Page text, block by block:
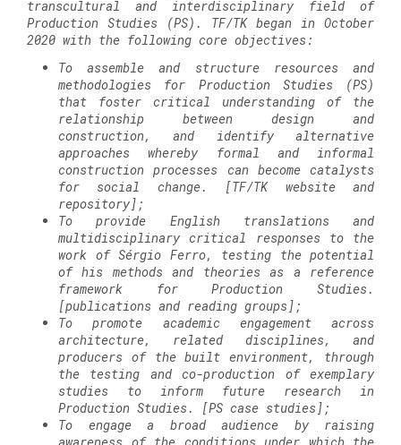
transcultural and interdisciplinary field of
Production Studies (PS). TF/TK began in October
2020 with the following core objectives:
To assemble and structure resources and
methodologies for Production Studies (PS)
that foster critical understanding of the
relationship between design and
construction, and identify alternative
approaches whereby formal and informal
construction processes can become catalysts
for social change. [TF/TK website and
repository];
To provide English translations and
multidisciplinary critical responses to the
work of Sérgio Ferro, testing the potential
of his methods and theories as a reference
framework for Production Studies.
[publications and reading groups];
To promote academic engagement across
architecture, related disciplines, and
producers of the built environment, through
the testing and co-production of exemplary
studies to inform future research in
Production Studies. [PS case studies];
To engage a broad audience by raising
awareness of the conditions under which the